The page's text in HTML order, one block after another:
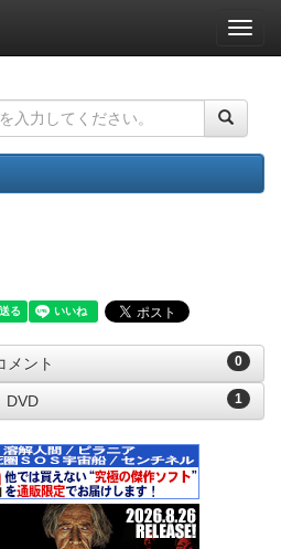
ナ
ビ
ー
ョ
ン
0
メント
1
DVD